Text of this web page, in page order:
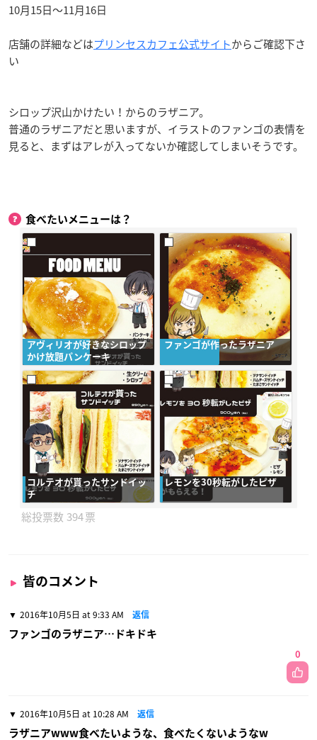
10月15日〜11月16日
店舗の詳細などはプリンセスカフェ公式サイトからご確認下さ
い
シロップ沢山かけたい！からのラザニア。
普通のラザニアだと思いますが、イラストのファンゴの表情を
見ると、まずはアレが入ってないか確認してしまいそうです。
食べたいメニューは？
アヴィリオが好きなシロップ
かけ放題パンケーキ
ファンゴが作ったラザニア
コルテオが貰ったサンドイッ
チ
レモンを30秒転がしたピザ
394
皆のコメント
2016年10月5日 at 9:33 AM 返信
ファンゴのラザニア…ドキドキ
0
2016年10月5日 at 10:28 AM 返信
ラザニアwww食べたいような、食べたくないようなw